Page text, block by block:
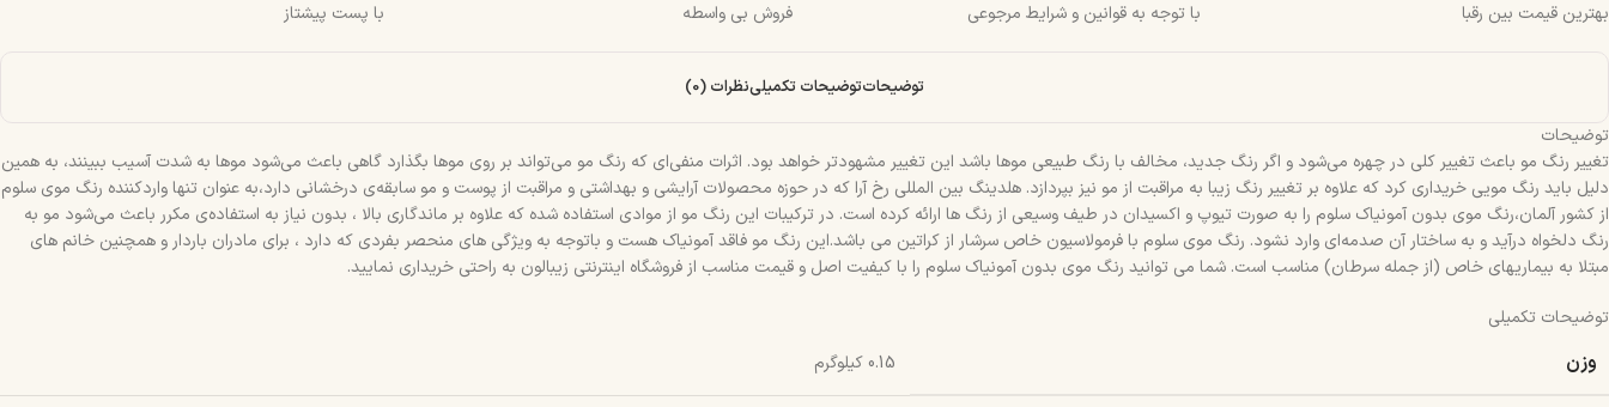
بهترین قیمت بین رقبا با توجه به قوانین و شرایط مرجوعی فروش بی واسطه با پست پیشتاز
توضیحاتتوضیحات تکمیلینظرات (0)
توضیحات
تغییر رنگ مو باعث تغییر کلی در چهره ‌می‌شود و اگر رنگ جدید، مخالف با رنگ طبیعی مو‌ها باشد این تغییر مشهود‌تر خواهد بود. اثرات منفی‌ای که رنگ مو می‌تواند بر روی موها بگذارد گاهی باعث می‌شود موها به شدت آسیب ببینند، به همین
دلیل باید رنگ مویی خریداری کرد که علاوه بر تغییر رنگ زیبا به مراقبت از مو نیز بپردازد. هلدینگ بین المللی رخ آرا که در حوزه محصولات آرایشی و بهداشتی و مراقبت از پوست و مو سابقه‌ی درخشانی دارد،به عنوان تنها واردکننده رنگ موی سلوم
از کشور آلمان،رنگ موی بدون آمونیاک سلوم را به صورت تیوپ و اکسیدان در طیف وسیعی از رنگ ها ارائه کرده است. در ترکیبات این رنگ مو از موادی استفاده شده که علاوه بر ماندگاری بالا ، بدون نیاز به استفاده‌ی مکرر باعث می‌شود مو به
رنگ دلخواه در‌آید و به ساختار آن صدمه‌ای وارد نشود. رنگ موی سلوم با فرمولاسیون خاص سرشار از کراتین می باشد.این رنگ مو فاقد آمونیاک هست و باتوجه به ویژگی های منحصر بفردی که دارد ، برای مادران باردار و همچنین خانم های
مبتلا به بیماریهای خاص (از جمله سرطان) مناسب است. شما می توانید رنگ موی بدون آمونیاک سلوم را با کیفیت اصل و قیمت مناسب از فروشگاه اینترنتی زیبالون به راحتی خریداری نمایید.
توضیحات تکمیلی
وزن 0.15 کیلوگرم